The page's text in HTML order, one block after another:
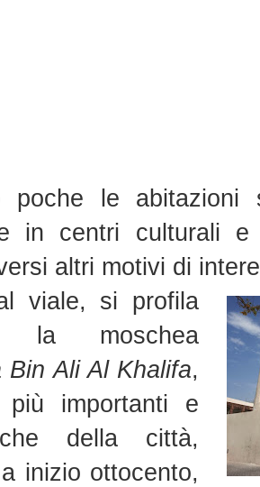
poche le abitazioni
in centri culturali
altri motivi di
viale, si profila
la moschea
Bin Ali Al Khalifa,
importanti e
della città,
inizio ottocento,